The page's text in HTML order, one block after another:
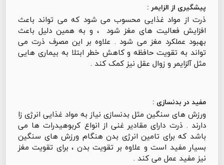
پیشگیری از الزایمر :
ذرت از مواد غذایی محسوب می شود که می تواند باعث
افزایش فعالیت های مغز شود ، و به همین دلیل باعث
بهبود عملکرد مغز می شود . علاوه بر این مصرف ذرت می
تواند به تقویت حافظه و کاهش خطر ابتلا به بیماری هایی
مثل آلزایمر و زوال عقل نیز کمک کند .
مفید در بدنسازی :
ورزش های سنگین مثل بدنسازی نیاز به مواد غذایی انرژی زا
دارند . ذرت دارای مقادیر غنی از انواع کربوهیدرات ها می
باشد که برای تامین انرژی بدن هنگام ورزش های سنگین
بسیار مفید است و علاوه بر تقویت بدن ، برای تقویت مغز
نیز مفید عمل می کند .